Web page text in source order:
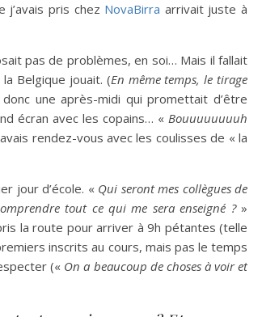
j’avais pris chez NovaBirra arrivait juste à
pas de problèmes, en soi… Mais il fallait
Belgique jouait. (En même temps, le tirage
une après-midi qui promettait d’être
écran avec les copains… « Bouuuuuuuuh
rendez-vous avec les coulisses de « la
jour d’école. « Qui seront mes collègues de
tout ce qui me sera enseigné ?»
la route pour arriver à 9h pétantes (telle
inscrits au cours, mais pas le temps
(« On a beaucoup de choses à voir et